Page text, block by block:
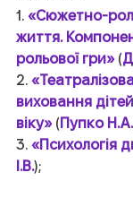
1. «Сюжетно-
життя.
рольової гри» (
2.
виховання
віку» (Пупко Н.А.
3. «Психологія
І.В.);